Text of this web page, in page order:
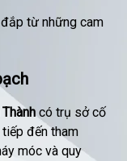
từ những cam
có trụ sở cố
đến tham
móc và quy